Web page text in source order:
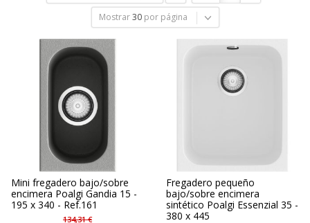
Mostrar 30 por página
Mini fregadero bajo/sobre
encimera Poalgi Gandia 15 -
195 x 340 - Ref.161
134,31 €
Fregadero pequeño
bajo/sobre encimera
sintético Poalgi Essenzial 35 -
380 x 445